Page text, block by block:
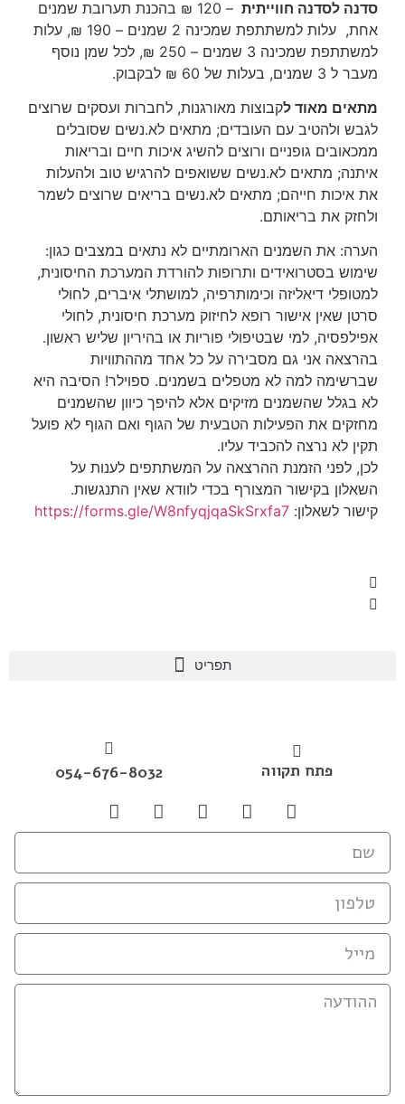
סדנה לסדנה חווייתית
– 120 ₪ בהכנת תערובת שמנים
אחת, עלות למשתתפת שמכינה 2 שמנים – 190 ₪, עלות
למשתתפת שמכינה 3 שמנים – 250 ₪, לכל שמן נוסף
מעבר ל 3 שמנים, בעלות של 60 ₪ לבקבוק.
מתאים מאוד לקבוצות מאורגנות, לחברות ועסקים שרוצים
לגבש ולהטיב עם העובדים; מתאים לא.נשים שסובלים
ממכאובים גופניים ורוצים להשיג איכות חיים ובריאות
איתנה; מתאים לא.נשים ששואפים להרגיש טוב ולהעלות
את איכות חייהם; מתאים לא.נשים בריאים שרוצים לשמר
ולחזק את בריאותם.
הערה: את השמנים הארומתיים לא נתאים במצבים כגון:
שימוש בסטרואידים ותרופות להורדת המערכת החיסונית,
למטופלי דיאליזה וכימותרפיה, למושתלי איברים, לחולי
סרטן שאין אישור רופא לחיזוק מערכת חיסונית, לחולי
אפילפסיה, למי שבטיפולי פוריות או בהיריון שליש ראשון.
בהרצאה אני גם מסבירה על כל אחד מההתוויות
שברשימה למה לא מטפלים בשמנים. ספוילר! הסיבה היא
לא בגלל שהשמנים מזיקים אלא להיפך כיוון שהשמנים
מחזקים את הפעילות הטבעית של הגוף ואם הגוף לא פועל
תקין לא נרצה להכביד עליו.
לכן, לפני הזמנת ההרצאה על המשתתפים לענות על
השאלון בקישור המצורף בכדי לוודא שאין התנגשות.
קישור לשאלון: https://forms.gle/W8nfyqjqaSkSrxfa7
פתח תקווה 054-676-8032